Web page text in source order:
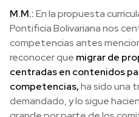
M.M.:En la propuesta
Pontificia Bolivariana nos
competencias antes
reconocer que migrar de
centradas en contenidos
competencias,ha sido una
demandado, y lo sigue